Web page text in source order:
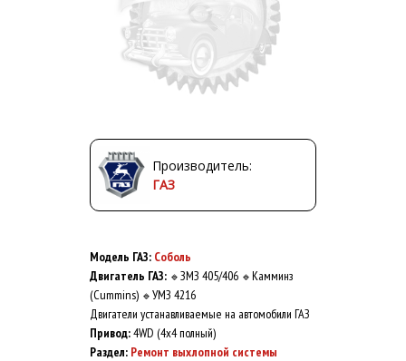
Производитель:
ГАЗ
Модель ГАЗ: Соболь
Двигатель ГАЗ: 🔹 ЗМЗ 405/406 🔹 Камминз
(Cummins) 🔹 УМЗ 4216
Двигатели устанавливаемые на автомобили ГАЗ
Привод:4WD (4x4 полный)
Раздел: Ремонт выхлопной системы